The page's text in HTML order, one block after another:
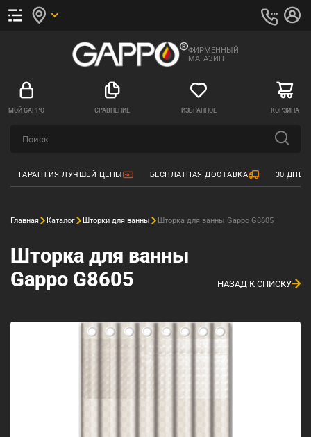
ФИРМЕННЫЙ
МАГАЗИН
МОЙ GAPPO СРАВНЕНИЕ ИЗБРАННОЕ КОРЗИНА
ГАРАНТИЯ ЛУЧШЕЙ ЦЕНЫ БЕСПЛАТНАЯ ДОСТАВКА 30
Главная Каталог Шторки для ванны Шторка для ванны Gappo G8605
Шторка для ванны
Gappo G8605
НАЗАД К СПИСКУ